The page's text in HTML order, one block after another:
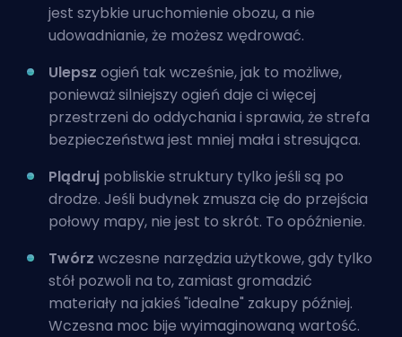
jest szybkie uruchomienie obozu, a nie
udowadnianie, że możesz wędrować.
Ulepsz ogień tak wcześnie, jak to możliwe,
ponieważ silniejszy ogień daje ci więcej
przestrzeni do oddychania i sprawia, że strefa
bezpieczeństwa jest mniej mała i stresująca.
Plądruj pobliskie struktury tylko jeśli są po
drodze. Jeśli budynek zmusza cię do przejścia
połowy mapy, nie jest to skrót. To opóźnienie.
Twórz wczesne narzędzia użytkowe, gdy tylko
stół pozwoli na to, zamiast gromadzić
materiały na jakieś "idealne" zakupy później.
Wczesna moc bije wyimaginowaną wartość.